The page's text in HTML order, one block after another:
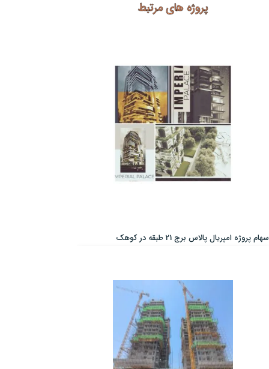
پروژه های مرتبط
سهام پروژه امپریال پالاس برج 21 طبقه در کوهک